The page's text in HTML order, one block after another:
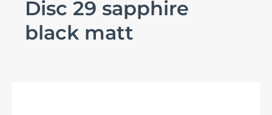
Disc 29 sapphire
black matt